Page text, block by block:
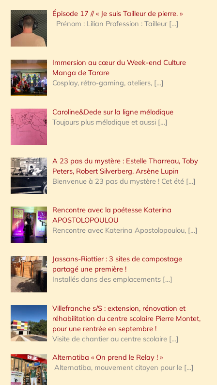
h
e
:
Épisode 17 // « Je suis Tailleur de pierre. »
Prénom : Lilian Profession : Tailleur […]
Immersion au cœur du Week-end Culture
Manga de Tarare
Cosplay, rétro-gaming, ateliers, […]
Caroline&Dede sur la ligne mélodique
Toujours plus mélodique et aussi […]
A 23 pas du mystère : Estelle Tharreau, Toby
Peters, Robert Silverberg, Arsène Lupin
Bienvenue à 23 pas du mystère ! Cet été […]
Rencontre avec la poétesse Katerina
APOSTOLOPOULOU
Rencontre avec Katerina Apostolopoulou, […]
Jassans-Riottier : 3 sites de compostage
partagé une première !
Installés dans des emplacements […]
Villefranche s/S : extension, rénovation et
réhabilitation du centre scolaire Pierre Montet,
pour une rentrée en septembre !
Visite de chantier au centre scolaire […]
Alternatiba « On prend le Relay ! »
Alternatiba, mouvement citoyen pour le […]